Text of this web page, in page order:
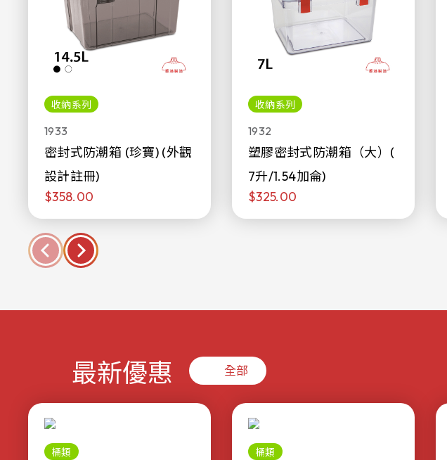
收納系列
1933
密封式防潮箱 (珍寶) (外觀
設計註冊)
$358.00
收納系列
1932
塑膠密封式防潮箱（大）(
7升/1.54加侖)
$325.00
最新優惠 全部
桶類 桶類